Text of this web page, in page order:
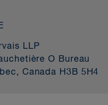
LLP
O Bureau
Canada H3B 5H4